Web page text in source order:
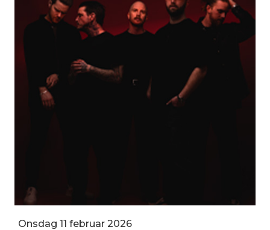
Onsdag 11 februar 2026